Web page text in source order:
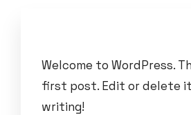
Welcome to WordPress.
first post. Edit or delete
writing!